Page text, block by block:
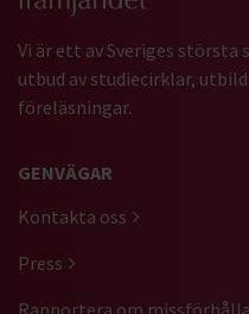
Vi är ett av Sveriges
utbud av studiecirklar,
föreläsningar.
GENVÄGAR
Kontakta oss
Press
Rapportera om